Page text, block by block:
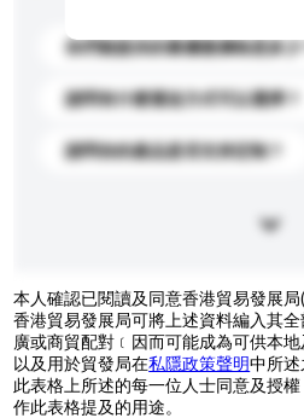
你們能提供的最優惠價格是多少
請問有什麼運送方式可以選擇？
請問你的產品是否支持定制？
本人確認已閱讀及同意香港貿易發展局
香港貿易發展局可將上述資料編入其
廣或商貿配對﹝因而可能成為可供本
以及用於貿發局在私隱政策聲明中所
此表格上所述的每一位人士同意及授
作此表格提及的用途。